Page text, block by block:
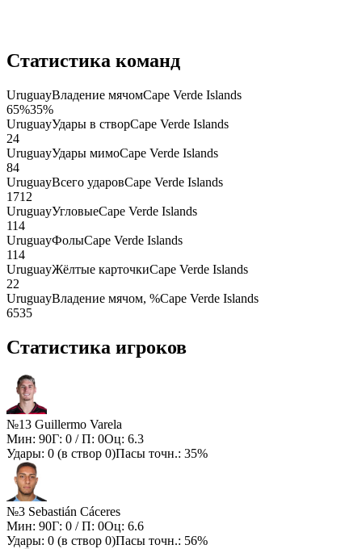
Статистика команд
UruguayВладение мячомCape Verde Islands
65%35%
UruguayУдары в створCape Verde Islands
24
UruguayУдары мимоCape Verde Islands
84
UruguayВсего ударовCape Verde Islands
1712
UruguayУгловыеCape Verde Islands
114
UruguayФолыCape Verde Islands
114
UruguayЖёлтые карточкиCape Verde Islands
22
UruguayВладение мячом, %Cape Verde Islands
6535
Статистика игроков
№13 Guillermo Varela
Мин: 90Г: 0 / П: 0Оц: 6.3
Удары: 0 (в створ 0)Пасы точн.: 35%
№3 Sebastián Cáceres
Мин: 90Г: 0 / П: 0Оц: 6.6
Удары: 0 (в створ 0)Пасы точн.: 56%